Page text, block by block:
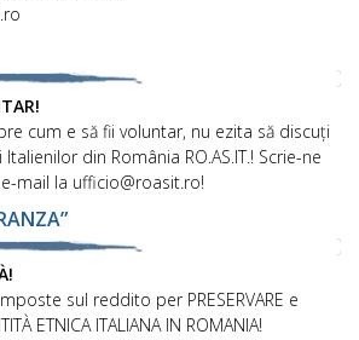
cum e să fii voluntar, nu ezita să discuți
din România RO.AS.IT.! Scrie-ne
mail la ufficio@roasit.ro!
sul reddito per PRESERVARE e
ETNICA ITALIANA IN ROMANIA!